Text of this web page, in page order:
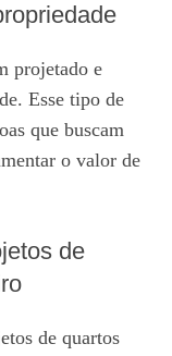
projetado e
Esse tipo de
que buscam
o valor de
de
de quartos